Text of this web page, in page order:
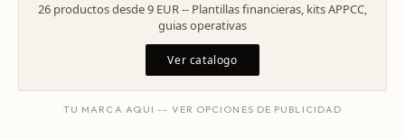
Plan de negocio
Licencias Barcelona
26 productos desde 9 EUR -- Plantillas financieras, kits APPCC,
guias operativas
Ver catalogo
TU MARCA AQUI -- VER OPCIONES DE PUBLICIDAD